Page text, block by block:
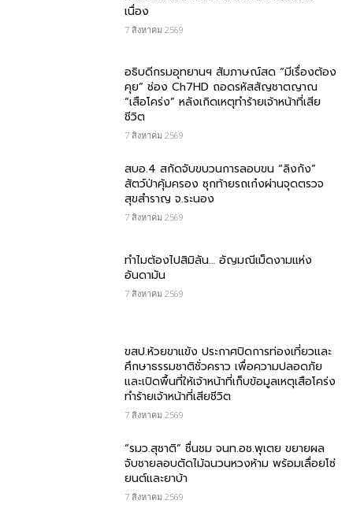
เนื่อง
7 สิงหาคม 2569
อธิบดีกรมอุทยานฯ สัมภาษณ์สด “มีเรื่องต้อง
คุย” ช่อง Ch7HD ถอดรหัสสัญชาตญาณ
“เสือโคร่ง” หลังเกิดเหตุทำร้ายเจ้าหน้าที่เสีย
ชีวิต
7 สิงหาคม 2569
สบอ.4 สกัดจับขบวนการลอบขน “ลิงกัง”
สัตว์ป่าคุ้มครอง ซุกท้ายรถเก๋งผ่านจุดตรวจ
สุขสำราญ จ.ระนอง
7 สิงหาคม 2569
ทำไมต้องไปสิมิลัน… อัญมณีเม็ดงามแห่ง
อันดามัน
7 สิงหาคม 2569
ขสป.ห้วยขาแข้ง ประกาศปิดการท่องเที่ยวและ
ศึกษาธรรมชาติชั่วคราว เพื่อความปลอดภัย
และเปิดพื้นที่ให้เจ้าหน้าที่เก็บข้อมูลเหตุเสือโคร่ง
ทำร้ายเจ้าหน้าที่เสียชีวิต
7 สิงหาคม 2569
“รมว.สุชาติ” ชื่นชม​ จนท.อช.พุเตย​ ขยายผล
จับชายลอบตัดไม้ฉนวนหวงห้าม พร้อมเลื่อยโซ่
ยนต์และยาบ้า
7 สิงหาคม 2569